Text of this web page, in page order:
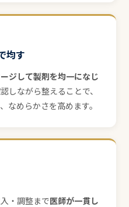
均す
ジして製剤を均一になじ
しながら整えることで、
なめらかさを高めます。
・調整まで医師が一貫し